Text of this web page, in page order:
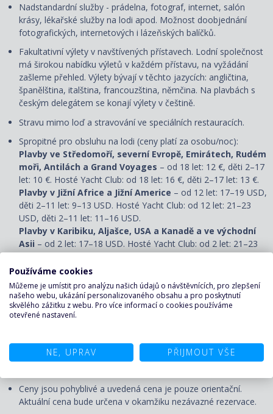
Nadstandardní služby - prádelna, fotograf, internet, salón
krásy, lékařské služby na lodi apod. Možnost doobjednání
fotografických, internetových i lázeňských balíčků.
Fakultativní výlety v navštívených přístavech. Lodní společnost
má širokou nabídku výletů v každém přístavu, na vyžádání
zašleme přehled. Výlety bývají v těchto jazycích: angličtina,
španělština, italština, francouzština, němčina. Na plavbách s
českým delegátem se konají výlety v češtině.
Stravu mimo loď a stravování ve speciálních restauracích.
Spropitné pro obsluhu na lodi (ceny platí za osobu/noc):
Plavby ve Středomoří, severní Evropě, Emirátech, Rudém
moři, Antilách a Grand Voyages – od 18 let: 12 €, děti 2–17
let: 10 €. Hosté Yacht Club: od 18 let: 16 €, děti 2–17 let: 13 €.
Plavby v Jižní Africe a Jižní Americe – od 12 let: 17–19 USD,
děti 2–11 let: 9–13 USD. Hosté Yacht Club: od 12 let: 21–23
USD, děti 2–11 let: 11–16 USD.
Plavby v Karibiku, Aljašce, USA a Kanadě a ve východní
Asii – od 2 let: 17–18 USD. Hosté Yacht Club: od 2 let: 21–23
Děti do 2 let spropitné neplatí.
uhrazeno před plavbou, proto bude zahrnuto v cestovní
smlouvě.
Cestovní pojištění a pojištění storna. Na vyžádání zajistíme.
UPOZORNĚNÍ
Ceny jsou pohyblivé a uvedená cena je pouze orientační.
Aktuální cena bude určena v okamžiku nezávazné rezervace.
Používáme cookies
Můžeme je umístit pro analýzu našich údajů o návštěvnících, pro zlepšení
našeho webu, ukázání personalizovaného obsahu a pro poskytnutí
skvělého zážitku z webu. Pro více informací o cookies používáme
otevřené nastavení.
NE, UPRAV PŘIJMOUT VŠE